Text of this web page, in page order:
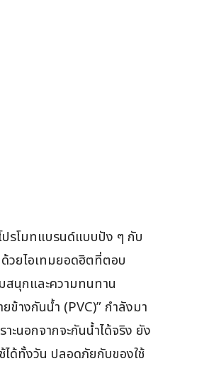
รโมทแบรนด์แบบปัง ๆ กับ
วยไอเทมยอดฮิตที่ตอบ
สนุกและความทนทาน
ยข้างกันน้ำ (PVC)” กำลังมา
ะนอกจากจะกันน้ำได้จริง ยัง
ได้ทั้งวัน ปลอดภัยกับของใช้